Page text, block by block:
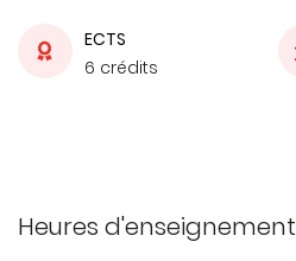
ECTS
6 crédits
Heures d'enseignement